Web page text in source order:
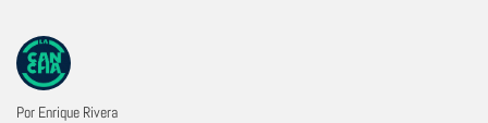
Por Enrique Rivera